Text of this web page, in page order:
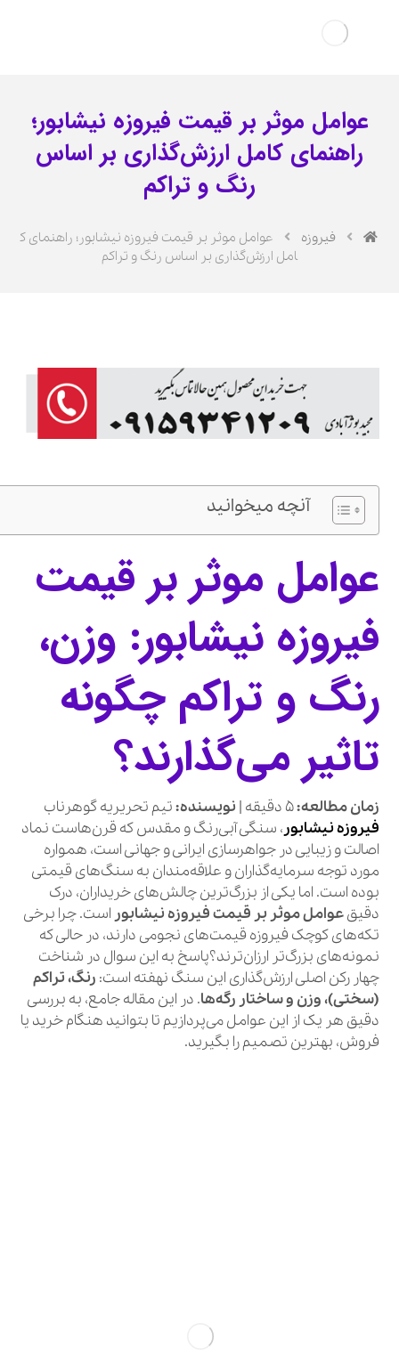
عوامل موثر بر قیمت فیروزه نیشابور؛
راهنمای کامل ارزش‌گذاری بر اساس
رنگ و تراکم
فیروزه
عوامل موثر بر قیمت فیروزه نیشابور؛ راهنمای ک
امل ارزش‌گذاری بر اساس رنگ و تراکم
آنچه میخوانید
عوامل موثر بر قیمت
فیروزه نیشابور: وزن،
رنگ و تراکم چگونه
تاثیر می‌گذارند؟
زمان مطالعه:۵ دقیقه | نویسنده:تیم تحریریه گوهرناب
فیروزهنیشابور، سنگی آبی‌رنگ و مقدس که قرن‌هاست نماد
اصالت و زیبایی در جواهرسازی ایرانی و جهانی است، همواره
مورد توجه سرمایه‌گذاران و علاقه‌مندان به سنگ‌های قیمتی
بوده است. اما یکی از بزرگ‌ترین چالش‌های خریداران، درک
دقیقعوامل موثر بر قیمت فیروزه نیشابور است. چرا برخی
تکه‌های کوچک فیروزه قیمت‌های نجومی دارند، در حالی که
نمونه‌های بزرگ‌تر ارزان‌ترند؟پاسخ به این سوال در شناخت
چهار رکن اصلی ارزش‌گذاری این سنگ نهفته است: رنگ، تراکم
(سختی)، وزن و ساختار رگه‌ها. در این مقاله جامع، به بررسی
دقیق هر یک از این عوامل می‌پردازیم تا بتوانید هنگام خرید یا
فروش، بهترین تصمیم را بگیرید.